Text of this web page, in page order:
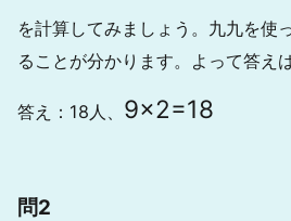
を計算してみましょう。九九を使
ることが分かります。よって答え
答え：18人、 9×2=18
問2